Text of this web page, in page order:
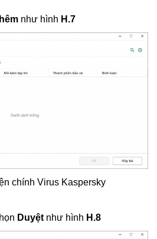
như hình H.7
chính Virus Kaspersky
Duyệt như hình H.8